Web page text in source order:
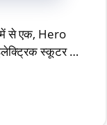
में से एक, Hero
स्कूटर …